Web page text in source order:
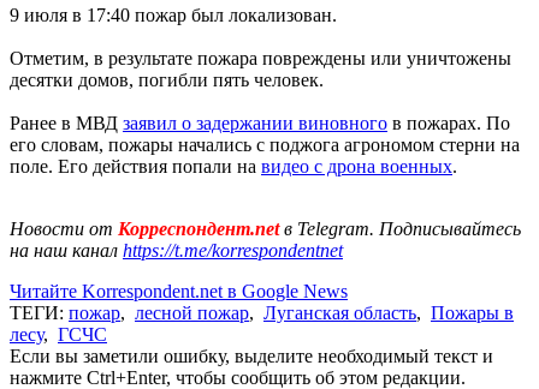
9 июля в 17:40 пожар был локализован.
Отметим, в результате пожара повреждены или уничтожены
десятки домов, погибли пять человек.
Ранее в МВД заявил о задержании виновного в пожарах. По
его словам, пожары начались с поджога агрономом стерни на
поле. Его действия попали на видео с дрона военных.
Новости от Корреспондент.netв Telegram. Подписывайтесь
на наш канал https://t.me/korrespondentnet
Читайте Korrespondent.net в Google News
ТЕГИ: пожар, лесной пожар, Луганская область, Пожары в
лесу, ГСЧС
Если вы заметили ошибку, выделите необходимый текст и
нажмите Ctrl+Enter, чтобы сообщить об этом редакции.